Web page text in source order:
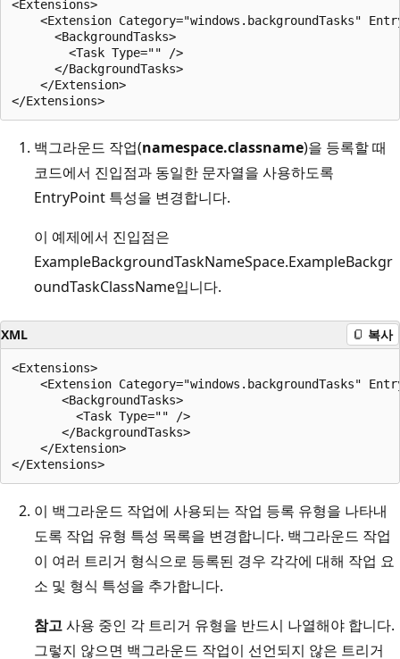
<Extensions>
<Extension Category="windows.backgroundTasks"
      <BackgroundTasks>
        <Task Type="" />
      </BackgroundTasks>
    </Extension>
백그라운드 작업(namespace.classname)을 등록할 때
코드에서 진입점과 동일한 문자열을 사용하도록
EntryPoint 특성을 변경합니다.
이 예제에서 진입점은
ExampleBackgroundTaskNameSpace.ExampleBackgr
oundTaskClassName입니다.
XML 복사
<Extensions>
<Extension Category="windows.backgroundTasks"
       <BackgroundTasks>
         <Task Type="" />
       </BackgroundTasks>
    </Extension>
이 백그라운드 작업에 사용되는 작업 등록 유형을 나타내
도록 작업 유형 특성 목록을 변경합니다. 백그라운드 작업
이 여러 트리거 형식으로 등록된 경우 각각에 대해 작업 요
소 및 형식 특성을 추가합니다.
참고사용 중인 각 트리거 유형을 반드시 나열해야 합니다.
그렇지 않으면 백그라운드 작업이 선언되지 않은 트리거